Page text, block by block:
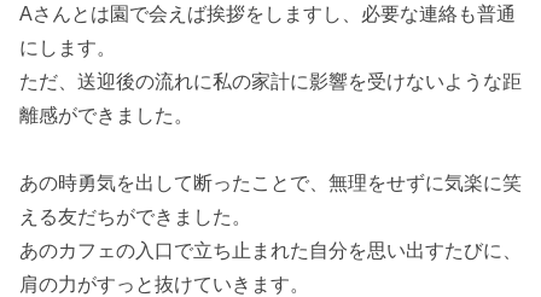
Aさんとは園で会えば挨拶をしますし、必要な連絡も普通
にします。
ただ、送迎後の流れに私の家計に影響を受けないような距
離感ができました。
あの時勇気を出して断ったことで、無理をせずに気楽に笑
える友だちができました。
あのカフェの入口で立ち止まれた自分を思い出すたびに、
肩の力がすっと抜けていきます。